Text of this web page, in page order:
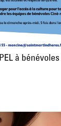
à bénévoles